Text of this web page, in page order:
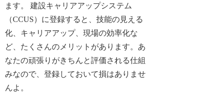
ます。 建設キャリアアップシステム
（CCUS）に登録すると、技能の見える
化、キャリアアップ、現場の効率化な
ど、たくさんのメリットがあります。あ
なたの頑張りがきちんと評価される仕組
みなので、登録しておいて損はありませ
んよ。